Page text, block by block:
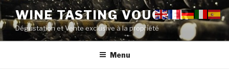
Aller
au
contenu
principal
WINE TASTING VOUCHER
Dégustation et Vente exclusive à la propriété
Menu